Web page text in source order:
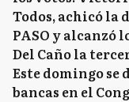
Todos, achicó la
PASO y alcanzó
Del Caño la
Este domingo se
bancas en el